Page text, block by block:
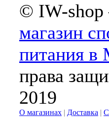
© IW-
магазин
питания в
права
2019
О магазинах | Доставка |